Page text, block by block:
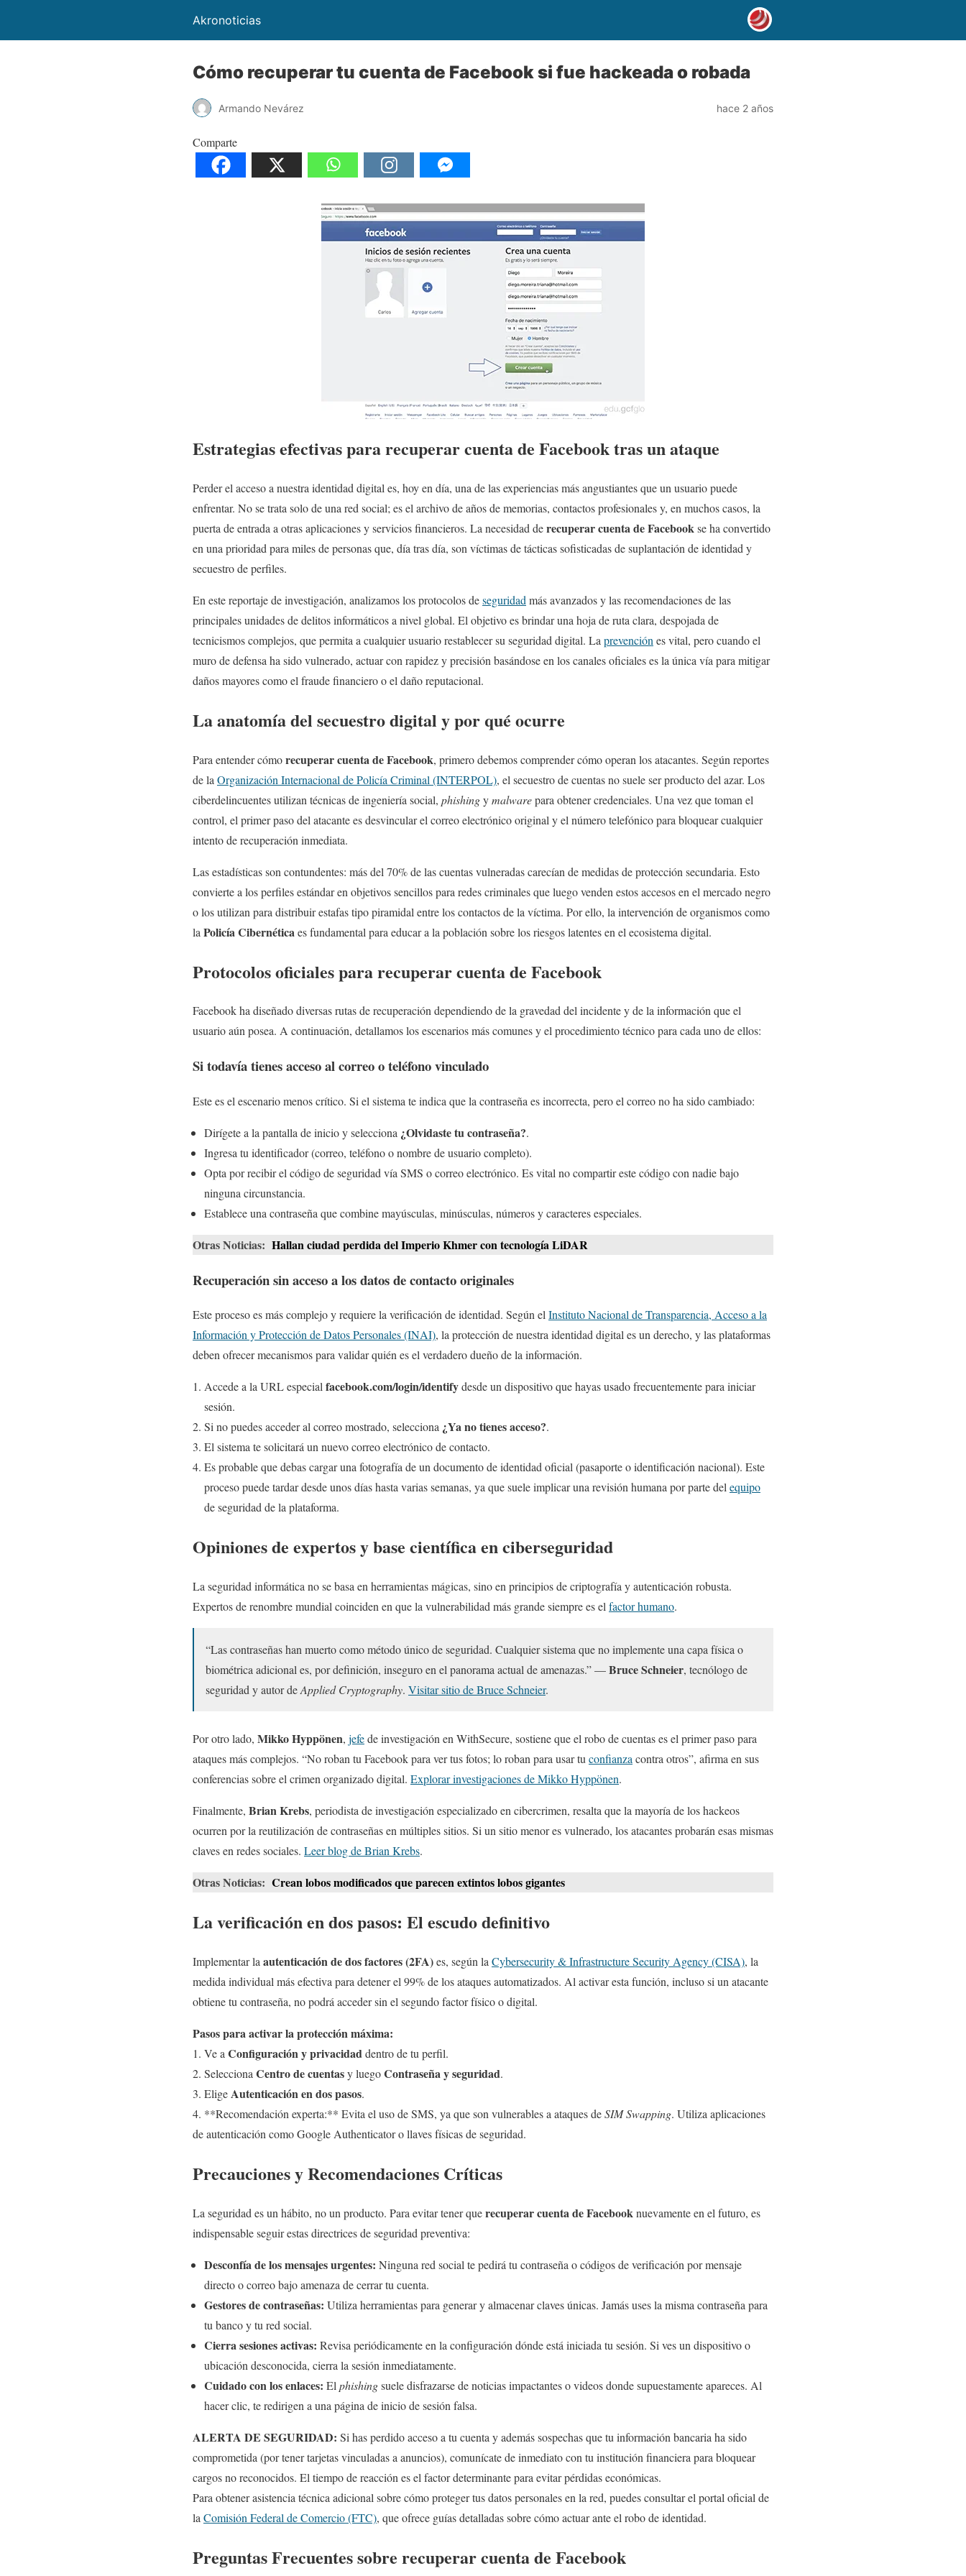
Akronoticias
Cómo recuperar tu cuenta de Facebook si fue hackeada o robada
Armando Nevárez hace 2 años
Comparte
Estrategias efectivas para recuperar cuenta de Facebook tras un ataque
Perder el acceso a nuestra identidad digital es, hoy en día, una de las experiencias más angustiantes que un usuario puede
enfrentar. No se trata solo de una red social; es el archivo de años de memorias, contactos profesionales y, en muchos casos, la
puerta de entrada a otras aplicaciones y servicios financieros. La necesidad derecuperar cuenta de Facebookse ha convertido
en una prioridad para miles de personas que, día tras día, son víctimas de tácticas sofisticadas de suplantación de identidad y
secuestro de perfiles.
En este reportaje de investigación, analizamos los protocolos deseguridad más avanzados y las recomendaciones de las
principales unidades de delitos informáticos a nivel global. El objetivo es brindar una hoja de ruta clara, despojada de
tecnicismos complejos, que permita a cualquier usuario restablecer su seguridad digital. La prevención es vital, pero cuando el
muro de defensa ha sido vulnerado, actuar con rapidez y precisión basándose en los canales oficiales es la única vía para mitigar
daños mayores como el fraude financiero o el daño reputacional.
La anatomía del secuestro digital y por qué ocurre
Para entender cómorecuperar cuenta de Facebook, primero debemos comprender cómo operan los atacantes. Según reportes
de la Organización Internacional de Policía Criminal (INTERPOL), el secuestro de cuentas no suele ser producto del azar. Los
ciberdelincuentes utilizan técnicas de ingeniería social, phishingymalwarepara obtener credenciales. Una vez que toman el
control, el primer paso del atacante es desvincular el correo electrónico original y el número telefónico para bloquear cualquier
intento de recuperación inmediata.
Las estadísticas son contundentes: más del 70% de las cuentas vulneradas carecían de medidas de protección secundaria. Esto
convierte a los perfiles estándar en objetivos sencillos para redes criminales que luego venden estos accesos en el mercado negro
o los utilizan para distribuir estafas tipo piramidal entre los contactos de la víctima. Por ello, la intervención de organismos como
la Policía Cibernéticaes fundamental para educar a la población sobre los riesgos latentes en el ecosistema digital.
Protocolos oficiales para recuperar cuenta de Facebook
Facebook ha diseñado diversas rutas de recuperación dependiendo de la gravedad del incidente y de la información que el
usuario aún posea. A continuación, detallamos los escenarios más comunes y el procedimiento técnico para cada uno de ellos:
Si todavía tienes acceso al correo o teléfono vinculado
Este es el escenario menos crítico. Si el sistema te indica que la contraseña es incorrecta, pero el correo no ha sido cambiado:
Dirígete a la pantalla de inicio y selecciona ¿Olvidaste tu contraseña?.
Ingresa tu identificador (correo, teléfono o nombre de usuario completo).
Opta por recibir el código de seguridad vía SMS o correo electrónico. Es vital no compartir este código con nadie bajo
ninguna circunstancia.
Establece una contraseña que combine mayúsculas, minúsculas, números y caracteres especiales.
Otras Noticias: Hallan ciudad perdida del Imperio Khmer con tecnología LiDAR
Recuperación sin acceso a los datos de contacto originales
Este proceso es más complejo y requiere la verificación de identidad. Según elInstituto Nacional de Transparencia, Acceso a la
Información y Protección de Datos Personales (INAI), la protección de nuestra identidad digital es un derecho, y las plataformas
deben ofrecer mecanismos para validar quién es el verdadero dueño de la información.
Accede a la URL especialfacebook.com/login/identifydesde un dispositivo que hayas usado frecuentemente para iniciar
sesión.
Si no puedes acceder al correo mostrado, selecciona ¿Ya no tienes acceso?.
El sistema te solicitará un nuevo correo electrónico de contacto.
Es probable que debas cargar una fotografía de un documento de identidad oficial (pasaporte o identificación nacional). Este
proceso puede tardar desde unos días hasta varias semanas, ya que suele implicar una revisión humana por parte delequipo
de seguridad de la plataforma.
Opiniones de expertos y base científica en ciberseguridad
La seguridad informática no se basa en herramientas mágicas, sino en principios de criptografía y autenticación robusta.
Expertos de renombre mundial coinciden en que la vulnerabilidad más grande siempre es el factor humano.
“Las contraseñas han muerto como método único de seguridad. Cualquier sistema que no implemente una capa física o
biométrica adicional es, por definición, inseguro en el panorama actual de amenazas.” —Bruce Schneier, tecnólogo de
seguridad y autor deApplied Cryptography. Visitar sitio de Bruce Schneier.
Por otro lado, Mikko Hyppönen, jefede investigación en WithSecure, sostiene que el robo de cuentas es el primer paso para
ataques más complejos. “No roban tu Facebook para ver tus fotos; lo roban para usar tu confianza contra otros”, afirma en sus
conferencias sobre el crimen organizado digital. Explorar investigaciones de Mikko Hyppönen.
Finalmente, Brian Krebs, periodista de investigación especializado en cibercrimen, resalta que la mayoría de los hackeos
ocurren por la reutilización de contraseñas en múltiples sitios. Si un sitio menor es vulnerado, los atacantes probarán esas mismas
claves en redes sociales. Leer blog de Brian Krebs.
Otras Noticias: Crean lobos modificados que parecen extintos lobos gigantes
La verificación en dos pasos: El escudo definitivo
Implementar la autenticación de dos factores (2FA)es, según la Cybersecurity & Infrastructure Security Agency (CISA), la
medida individual más efectiva para detener el 99% de los ataques automatizados. Al activar esta función, incluso si un atacante
obtiene tu contraseña, no podrá acceder sin el segundo factor físico o digital.
Pasos para activar la protección máxima:
1. Ve a Configuración y privacidaddentro de tu perfil.
2. Selecciona Centro de cuentasy luegoContraseña y seguridad.
3. EligeAutenticación en dos pasos.
4. **Recomendación experta:** Evita el uso de SMS, ya que son vulnerables a ataques deSIM Swapping. Utiliza aplicaciones
de autenticación como Google Authenticator o llaves físicas de seguridad.
Precauciones y Recomendaciones Críticas
La seguridad es un hábito, no un producto. Para evitar tener querecuperar cuenta de Facebooknuevamente en el futuro, es
indispensable seguir estas directrices de seguridad preventiva:
Desconfía de los mensajes urgentes: Ninguna red social te pedirá tu contraseña o códigos de verificación por mensaje
directo o correo bajo amenaza de cerrar tu cuenta.
Gestores de contraseñas: Utiliza herramientas para generar y almacenar claves únicas. Jamás uses la misma contraseña para
tu banco y tu red social.
Cierra sesiones activas: Revisa periódicamente en la configuración dónde está iniciada tu sesión. Si ves un dispositivo o
ubicación desconocida, cierra la sesión inmediatamente.
Cuidado con los enlaces: El phishingsuele disfrazarse de noticias impactantes o videos donde supuestamente apareces. Al
hacer clic, te redirigen a una página de inicio de sesión falsa.
ALERTA DE SEGURIDAD: Si has perdido acceso a tu cuenta y además sospechas que tu información bancaria ha sido
comprometida (por tener tarjetas vinculadas a anuncios), comunícate de inmediato con tu institución financiera para bloquear
cargos no reconocidos. El tiempo de reacción es el factor determinante para evitar pérdidas económicas.
Para obtener asistencia técnica adicional sobre cómo proteger tus datos personales en la red, puedes consultar el portal oficial de
la Comisión Federal de Comercio (FTC), que ofrece guías detalladas sobre cómo actuar ante el robo de identidad.
Preguntas Frecuentes sobre recuperar cuenta de Facebook